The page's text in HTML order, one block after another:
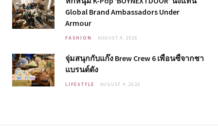
Global Brand Ambassadors Under
Armour
FASHION AUGUST 4, 2026
จุ่มสนุกกับแก๊ง Brew Crew 6 เพื่อนซี้จากชา
แบรนด์ดัง
LIFESTYLE AUGUST 4, 2026